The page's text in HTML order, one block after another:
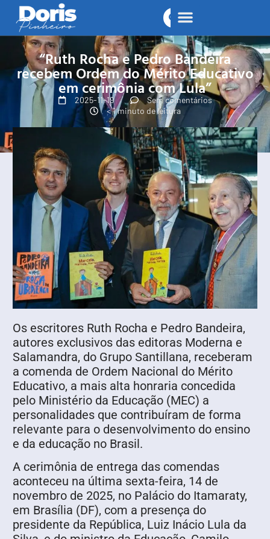
“Ruth Rocha e Pedro Bandeira
recebem Ordem do Mérito Educativo
em cerimônia com Lula”
2025-11-19
Sem comentários
< 1 minuto de leitura
Os escritores Ruth Rocha e Pedro Bandeira,
autores exclusivos das editoras Moderna e
Salamandra, do Grupo Santillana, receberam
a comenda de Ordem Nacional do Mérito
Educativo, a mais alta honraria concedida
pelo Ministério da Educação (MEC) a
personalidades que contribuíram de forma
relevante para o desenvolvimento do ensino
e da educação no Brasil.
A cerimônia de entrega das comendas
aconteceu na última sexta-feira, 14 de
novembro de 2025, no Palácio do Itamaraty,
em Brasília (DF), com a presença do
presidente da República, Luiz Inácio Lula da